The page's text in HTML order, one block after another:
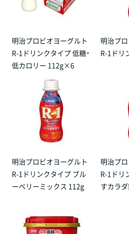
明治プロビオヨーグルト
R-1ドリンクタイプ 低糖・
低カロリー 112g×6
明治プ
R-1ドリ
明治プロビオヨーグルト
R-1ドリンクタイプ ブル
ーベリーミックス 112g
明治プ
R-1ドリ
すカラ